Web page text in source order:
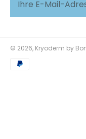
© 2026, Kryoderm by